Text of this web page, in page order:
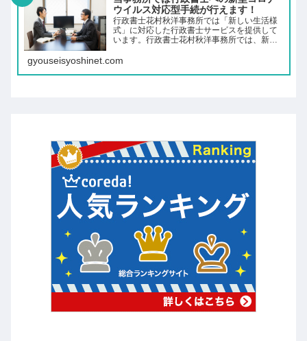
ウイルス対応型手続が行えます！
行政書士花村秋洋事務所では「新しい生活様
式」に対応した行政書士サービスを提供して
います。行政書士花村秋洋事務所では、新型
供しています。新型コロナウイルスの蔓延を
提…
gyouseisyoshinet.com